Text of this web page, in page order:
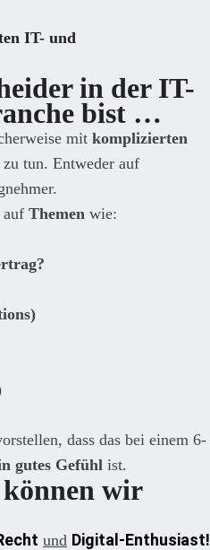
IT- und
in der IT-
bist …
mit komplizierten
zu tun. Entweder auf
auf Themen wie:
dass das bei einem 6-
gutes Gefühl ist.
können wir
und Digital-Enthusiast!